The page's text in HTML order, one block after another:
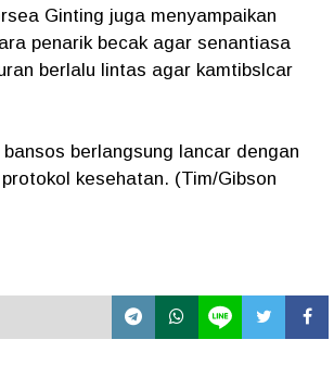
Ginting juga menyampaikan
penarik becak agar senantiasa
berlalu lintas agar kamtibslcar
berlangsung lancar dengan
kesehatan. (Tim/Gibson